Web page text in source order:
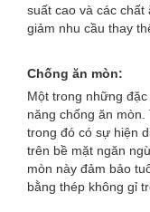
suất cao và các chất
giảm nhu cầu thay
Chống ăn mòn:
Một trong những
năng chống ăn mòn.
trong đó có sự hiện
trên bề mặt ngăn
mòn này đảm bảo
bằng thép không gỉ